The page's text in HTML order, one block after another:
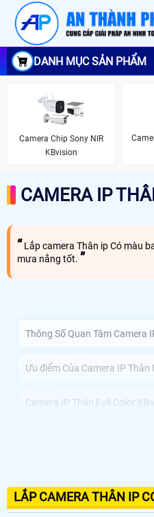
DANH MỤC SẢN PHẨM
Camera Chip Sony NIR
KBvision
CAMERA IP
Lắp camera Thân ip Có màu
mưa nắng tốt.
Thông Số Quan Tâm Camera
Ưu điểm Của Camera IP Thân
Camera IP Thân Full Color
Camera IP Thân Full Color
màu sắc trung thực ban đêm
LẮP CAMERA THÂN IP